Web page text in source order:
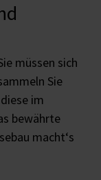
müssen sich
Sie
im
bewährte
macht‘s